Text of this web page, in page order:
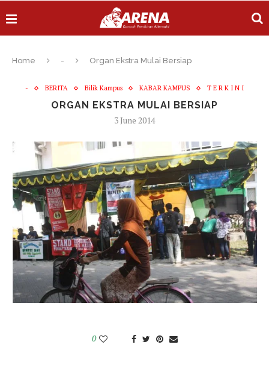
Home - Organ Ekstra Mulai Bersiap
- BERITA Bilik Kampus KABAR KAMPUS T E R K I N I
ORGAN EKSTRA MULAI BERSIAP
3 June 2014
0